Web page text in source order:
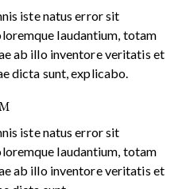
iste natus error sit
laudantium, totam
ab illo inventore veritatis et
dicta sunt, explicabo.
iste natus error sit
laudantium, totam
ab illo inventore veritatis et